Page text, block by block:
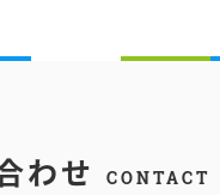
わせ CONTACT